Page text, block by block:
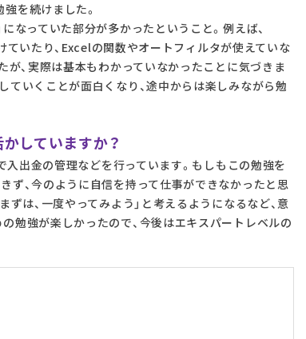
を続けました。
なっていた部分が多かったということ。例えば、
いたり、Excelの関数やオートフィルタが使えていな
が、実際は基本もわかっていなかったことに気づきま
ていくことが面白くなり、途中からは楽しみながら勉
していますか？
出金の管理などを行っています。もしもこの勉強を
ず、今のように自信を持って仕事ができなかったと思
ずは、一度やってみよう」と考えるようになるなど、意
勉強が楽しかったので、今後はエキスパートレベルの